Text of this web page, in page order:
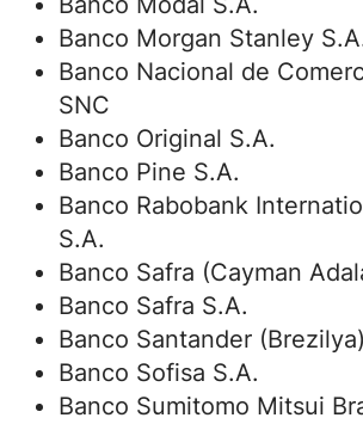
Banco Morgan Stanley
Banco Nacional de
SNC
Banco Original S.A.
Banco Pine S.A.
Banco Rabobank
S.A.
Banco Safra (Cayman
Banco Safra S.A.
Banco Santander
Banco Sofisa S.A.
Banco Sumitomo Mitsui